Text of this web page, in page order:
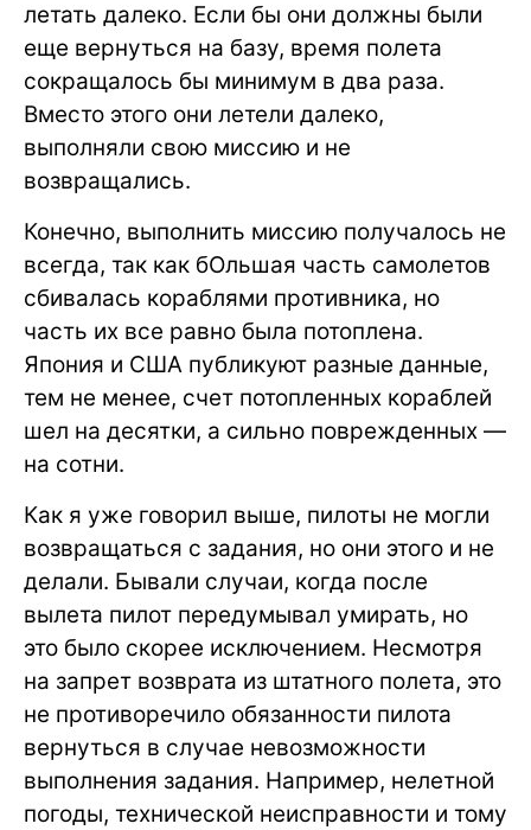
летать далеко. Если бы они должны были
еще вернуться на базу, время полета
сокращалось бы минимум в два раза.
Вместо этого они летели далеко,
выполняли свою миссию и не
возвращались.
Конечно, выполнить миссию получалось не
всегда, так как бОльшая часть самолетов
сбивалась кораблями противника, но
часть их все равно была потоплена.
Япония и США публикуют разные данные,
тем не менее, счет потопленных кораблей
шел на десятки, а сильно поврежденных —
на сотни.
Как я уже говорил выше, пилоты не могли
возвращаться с задания, но они этого и не
делали. Бывали случаи, когда после
вылета пилот передумывал умирать, но
это было скорее исключением. Несмотря
на запрет возврата из штатного полета, это
не противоречило обязанности пилота
вернуться в случае невозможности
выполнения задания. Например, нелетной
погоды, технической неисправности и тому